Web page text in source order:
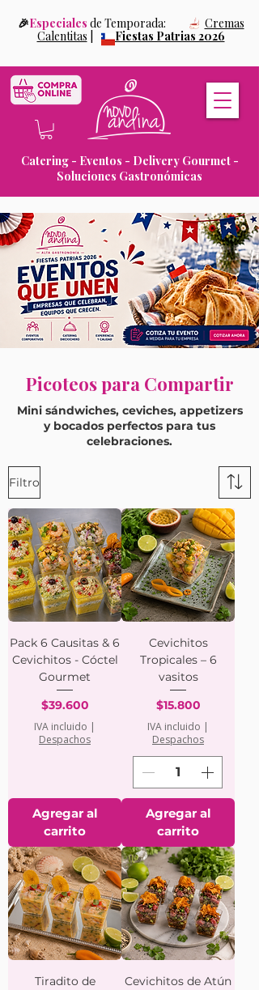
Catering - Eventos - Delivery Gourmet -
Soluciones Gastronómicas
🎉Especiales de Temporada: Cremas
Calentitas
Fiestas Patrias 2026
.
Picoteos para Compartir
Mini sándwiches, ceviches, appetizers
y bocados perfectos para tus
celebraciones.
Filtro
Pack 6 Causitas & 6
Cevichitos - Cóctel
Gourmet
Precio
$39.600
IVA incluido |
Despachos
Agregar al
carrito
Cevichitos
Tropicales – 6
vasitos
Precio
$15.800
IVA incluido |
Despachos
Agregar al
carrito
Tiradito de
Cevichitos de Atún